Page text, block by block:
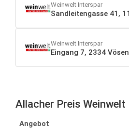
Weinwelt Interspar
Sandleitengasse 41,
Weinwelt Interspar
Eingang 7, 2334
Allacher Preis
Angebot